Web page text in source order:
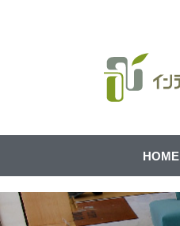
HOME